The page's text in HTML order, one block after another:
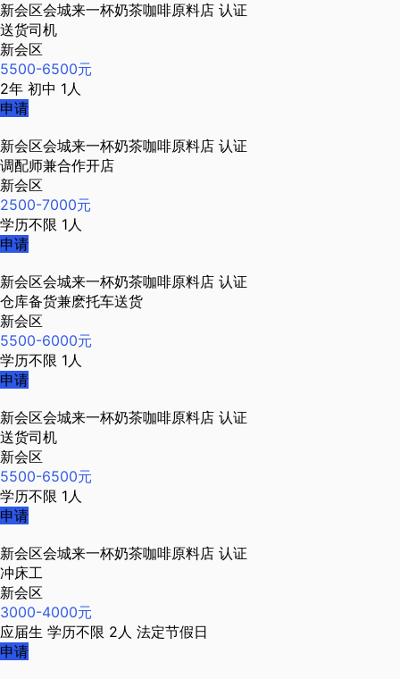
新会区会城来一杯奶茶咖啡原料店 认证
送货司机
新会区
5500-6500元
2年 初中 1人
申请
新会区会城来一杯奶茶咖啡原料店 认证
调配师兼合作开店
新会区
2500-7000元
学历不限 1人
申请
新会区会城来一杯奶茶咖啡原料店 认证
仓库备货兼麽托车送货
新会区
5500-6000元
学历不限 1人
申请
新会区会城来一杯奶茶咖啡原料店 认证
送货司机
新会区
5500-6500元
学历不限 1人
申请
新会区会城来一杯奶茶咖啡原料店 认证
冲床工
新会区
3000-4000元
应届生 学历不限 2人 法定节假日
申请